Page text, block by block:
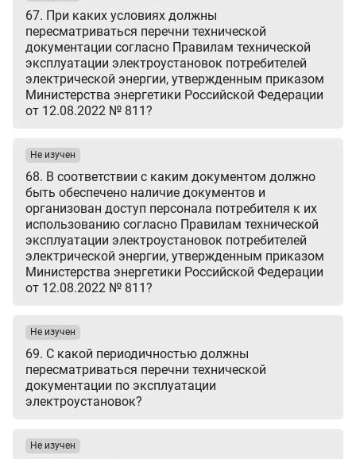
67. При каких условиях должны
пересматриваться перечни технической
документации согласно Правилам технической
эксплуатации электроустановок потребителей
электрической энергии, утвержденным приказом
Министерства энергетики Российской Федерации
от 12.08.2022 № 811?
68. В соответствии с каким документом должно
быть обеспечено наличие документов и
организован доступ персонала потребителя к их
использованию согласно Правилам технической
эксплуатации электроустановок потребителей
электрической энергии, утвержденным приказом
Министерства энергетики Российской Федерации
от 12.08.2022 № 811?
Не изучен
69. С какой периодичностью должны
пересматриваться перечни технической
документации по эксплуатации
электроустановок?
Не изучен
Не изучен